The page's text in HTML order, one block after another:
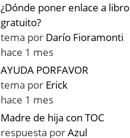
¿Dónde poner enlace a libro
gratuito?
tema por Darío Fioramonti
hace 1 mes
AYUDA PORFAVOR
tema por Erick
hace 1 mes
Madre de hija con TOC
respuesta porAzul